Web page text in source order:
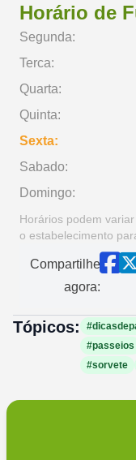
Horário de
Segunda:
Terca:
Quarta:
Quinta:
Sexta:
Sabado:
Domingo:
Horários podem
o estabelecimento
Compartilhe
agora:
Tópicos:
#passeios
#sorvete